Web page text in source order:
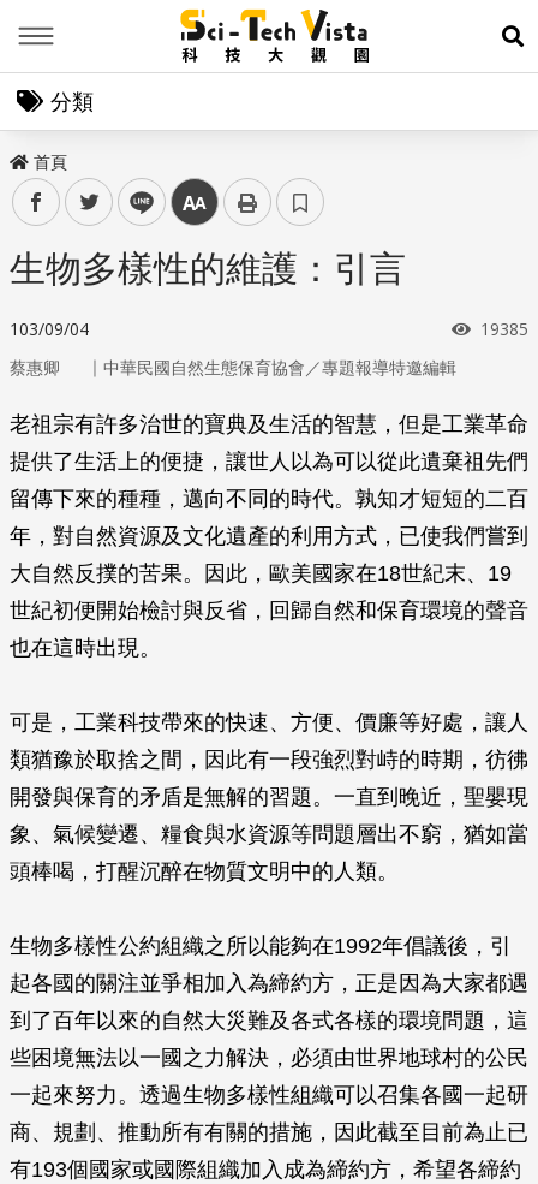
展
分類
首頁
facebooktwitter line 中
生物多樣性的維護：引言
103/09/04 瀏覽次
19385
蔡惠卿 ｜ 中華民國自然生態保育協會／專題報導特邀編輯
老祖宗有許多治世的寶典及生活的智慧，但是工業革命
提供了生活上的便捷，讓世人以為可以從此遺棄祖先們
留傳下來的種種，邁向不同的時代。孰知才短短的二百
年，對自然資源及文化遺產的利用方式，已使我們嘗到
大自然反撲的苦果。因此，歐美國家在18世紀末、19
世紀初便開始檢討與反省，回歸自然和保育環境的聲音
也在這時出現。
可是，工業科技帶來的快速、方便、價廉等好處，讓人
類猶豫於取捨之間，因此有一段強烈對峙的時期，彷彿
開發與保育的矛盾是無解的習題。一直到晚近，聖嬰現
象、氣候變遷、糧食與水資源等問題層出不窮，猶如當
頭棒喝，打醒沉醉在物質文明中的人類。
生物多樣性公約組織之所以能夠在1992年倡議後，引
起各國的關注並爭相加入為締約方，正是因為大家都遇
到了百年以來的自然大災難及各式各樣的環境問題，這
些困境無法以一國之力解決，必須由世界地球村的公民
一起來努力。透過生物多樣性組織可以召集各國一起研
商、規劃、推動所有有關的措施，因此截至目前為止已
有193個國家或國際組織加入成為締約方，希望各締約